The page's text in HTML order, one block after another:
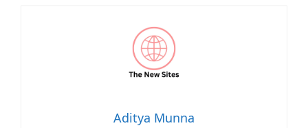
Aditya Munna